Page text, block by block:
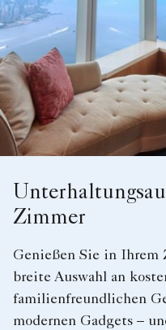
Zimmer
Genießen Sie in Ihrem
breite Auswahl an
familienfreundlichen
modernen Gadgets –